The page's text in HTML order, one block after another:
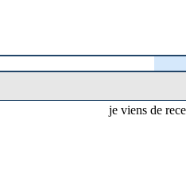
je viens de